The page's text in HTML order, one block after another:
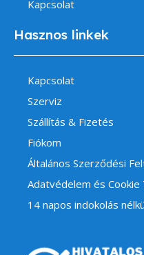
Kapcsolat
Hasznos linkek
Kapcsolat
Szerviz
Szállítás & Fizetés
Fiókom
Általános Szerződési
Adatvédelem és
14 napos indokolás